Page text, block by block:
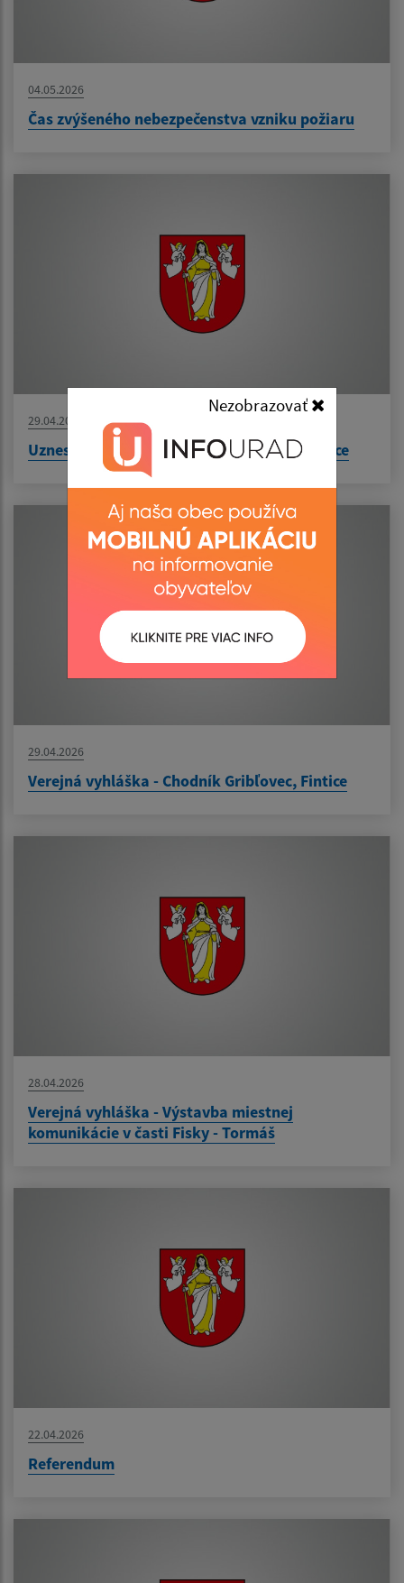
Nezobrazovať
04.05.2026
Čas zvýšeného nebezpečenstva vzniku požiaru
29.04.2026
Uznesenie č. 244/2026 - prevod majetku obce
29.04.2026
Verejná vyhláška - Chodník Gribľovec, Fintice
28.04.2026
Verejná vyhláška - Výstavba miestnej
komunikácie v časti Fisky - Tormáš
22.04.2026
Referendum